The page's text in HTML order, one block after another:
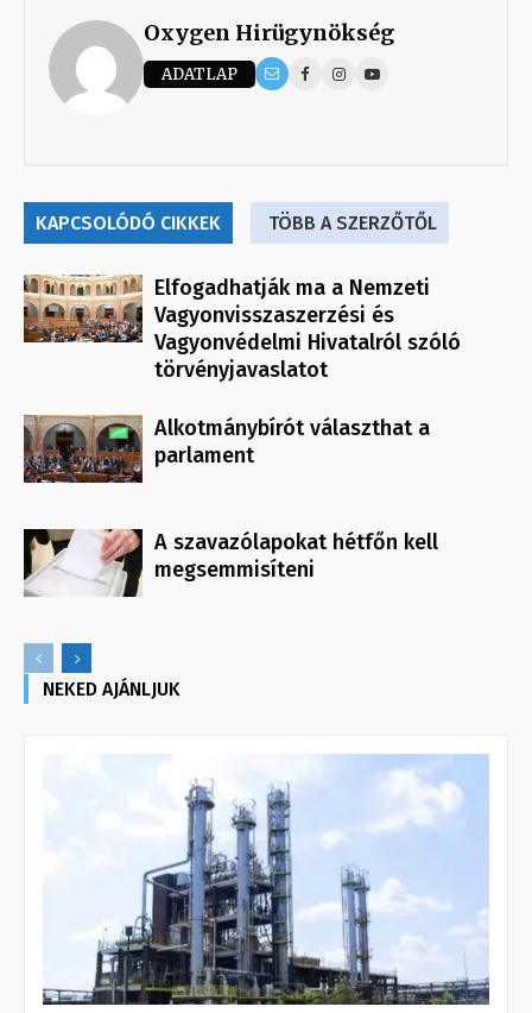
Oxygen Hirügynökség
ADATLAP
KAPCSOLÓDÓ CIKKEK TÖBB A SZERZŐTŐL
Elfogadhatják ma a Nemzeti
Vagyonvisszaszerzési és
Vagyonvédelmi Hivatalról szóló
törvényjavaslatot
Alkotmánybírót választhat a
parlament
A szavazólapokat hétfőn kell
megsemmisíteni
NEKED AJÁNLJUK